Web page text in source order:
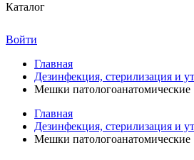
Каталог
Войти
Главная
Дезинфекция, стерилизация и
Мешки патологоанатомические
Главная
Дезинфекция, стерилизация и
Мешки патологоанатомические